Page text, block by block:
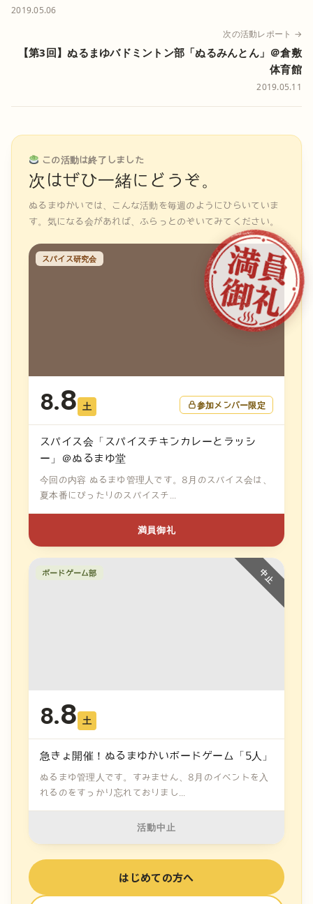
2019.05.06
次の活動レポート →
【第3回】ぬるまゆバドミントン部「ぬるみんとん」＠倉敷
体育館
2019.05.11
この活動は終了しました
次はぜひ一緒にどうぞ。
ぬるまゆかいでは、こんな活動を毎週のようにひらいていま
す。気になる会があれば、ふらっとのぞいてみてください。
スパイス研究会
8.8 土 参加メンバー限定
スパイス会「スパイスチキンカレーとラッシ
ー」＠ぬるまゆ堂
今回の内容 ぬるまゆ管理人です。8月のスパイス会は、
夏本番にぴったりのスパイスチ...
満員御礼
ボードゲーム部
8.8 土
急きょ開催！ぬるまゆかいボードゲーム「5人」
ぬるまゆ管理人です。すみません、8月のイベントを入
れるのをすっかり忘れておりまし...
活動中止
はじめての方へ